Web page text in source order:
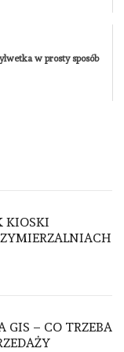
w prosty sposób
KIOSKI
GIS – CO TRZEBA